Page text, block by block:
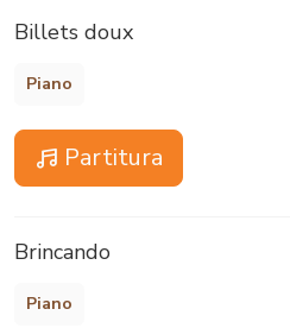
Billets doux
Piano
Partitura
Brincando
Piano